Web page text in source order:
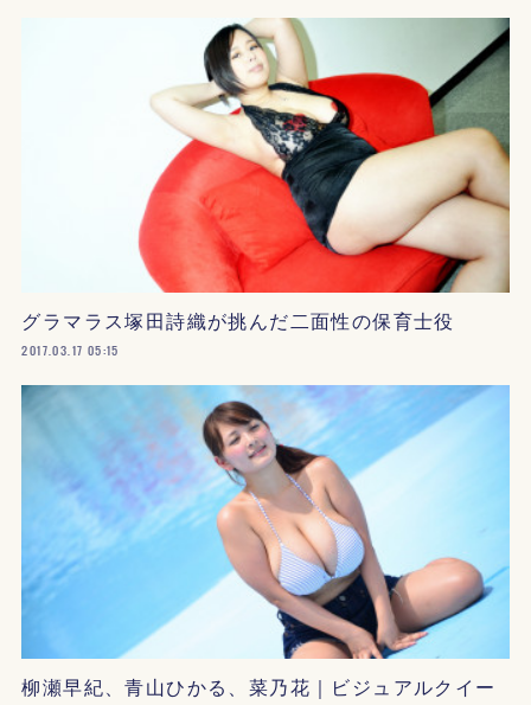
グラマラス塚田詩織が挑んだ二面性の保育士役
2017.03.17 05:15
柳瀬早紀、青山ひかる、菜乃花｜ビジュアルクイー